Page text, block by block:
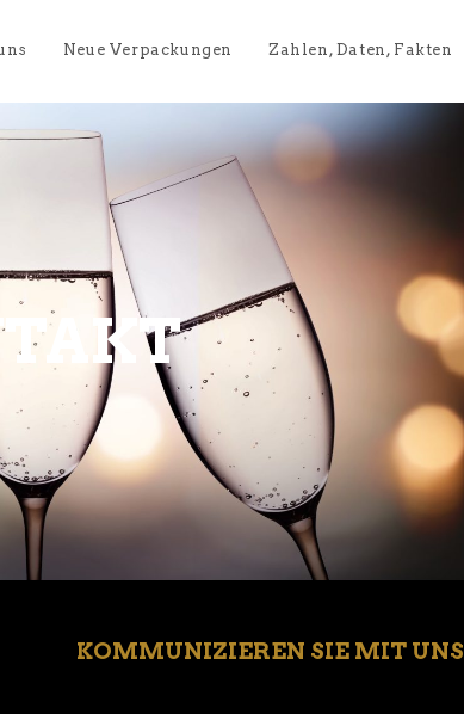
Neue Verpackungen Zahlen, Daten, Fakten
KOMMUNIZIEREN SIE MIT UNS